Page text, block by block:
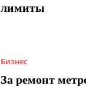
лимиты
Бизнес
За ремонт